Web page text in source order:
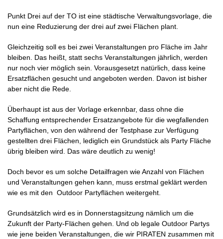
Punkt Drei auf der TO ist eine städtische Verwaltungsvorlage, die
nun eine Reduzierung der drei auf zwei Flächen plant.
Gleichzeitig soll es bei zwei Veranstaltungen pro Fläche im Jahr
bleiben. Das heißt, statt sechs Veranstaltungen jährlich, werden
nur noch vier möglich sein. Vorausgesetzt natürlich, dass keine
Ersatzflächen gesucht und angeboten werden. Davon ist bisher
aber nicht die Rede.
Überhaupt ist aus der Vorlage erkennbar, dass ohne die
Schaffung entsprechender Ersatzangebote für die wegfallenden
Partyflächen, von den während der Testphase zur Verfügung
gestellten drei Flächen, lediglich ein Grundstück als Party Fläche
übrig bleiben wird. Das wäre deutlich zu wenig!
Doch bevor es um solche Detailfragen wie Anzahl von Flächen
und Veranstaltungen gehen kann, muss erstmal geklärt werden
wie es mit den Outdoor Partyflächen weitergeht.
Grundsätzlich wird es in Donnerstagsitzung nämlich um die
Zukunft der Party-Flächen gehen. Und ob legale Outdoor Partys
wie jene beiden Veranstaltungen, die wir PIRATEN zusammen mit